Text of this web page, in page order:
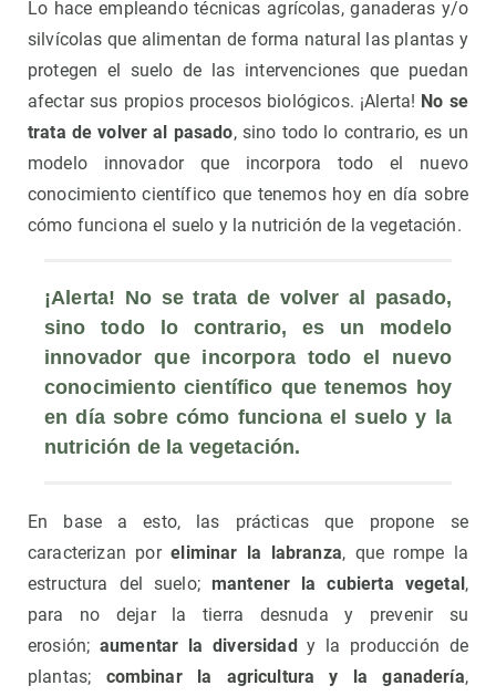
Lo hace empleando técnicas agrícolas, ganaderas y/o
silvícolas que alimentan de forma natural las plantas y
protegen el suelo de las intervenciones que puedan
afectar sus propios procesos biológicos. ¡Alerta! No se
trata de volver al pasado, sino todo lo contrario, es un
modelo innovador que incorpora todo el nuevo
conocimiento científico que tenemos hoy en día sobre
cómo funciona el suelo y la nutrición de la vegetación.
¡Alerta! No se trata de volver al pasado,
sino todo lo contrario, es un modelo
innovador que incorpora todo el nuevo
conocimiento científico que tenemos hoy
en día sobre cómo funciona el suelo y la
nutrición de la vegetación.
En base a esto, las prácticas que propone se
caracterizan poreliminar la labranza, que rompe la
estructura del suelo; mantener la cubierta vegetal ,
para no dejar la tierra desnuda y prevenir su
erosión; aumentar la diversidad y la producción de
plantas; combinar la agricultura y la ganadería,